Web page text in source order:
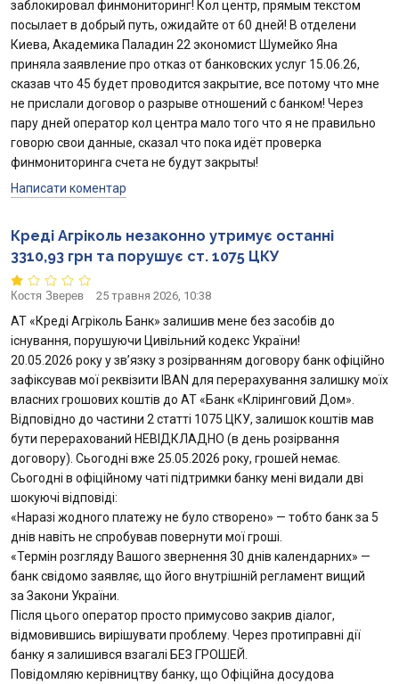
заблокировал финмониторинг! Кол центр, прямым текстом
посылает в добрый путь, ожидайте от 60 дней! В отделени
Киева, Академика Паладин 22 экономист Шумейко Яна
приняла заявление про отказ от банковских услуг 15.06.26,
сказав что 45 будет проводится закрытие, все потому что мне
не прислали договор о разрыве отношений с банком! Через
пару дней оператор кол центра мало того что я не правильно
говорю свои данные, сказал что пока идёт проверка
финмониторинга счета не будут закрыты!
Написати коментар
Креді Агріколь незаконно утримує останні
3310,93 грн та порушує ст. 1075 ЦКУ
Костя Зверев 25 травня 2026, 10:38
АТ «Креді Агріколь Банк» залишив мене без засобів до
існування, порушуючи Цивільний кодекс України!
20.05.2026 року у зв’язку з розірванням договору банк офіційно
зафіксував мої реквізити IBAN для перерахування залишку моїх
власних грошових коштів до АТ «Банк «Кліринговий Дом».
Відповідно до частини 2 статті 1075 ЦКУ, залишок коштів мав
бути перерахований НЕВІДКЛАДНО (в день розірвання
договору). Сьогодні вже 25.05.2026 року, грошей немає.
Сьогодні в офіційному чаті підтримки банку мені видали дві
шокуючі відповіді:
«Наразі жодного платежу не було створено» — тобто банк за 5
днів навіть не спробував повернути мої гроші.
«Термін розгляду Вашого звернення 30 днів календарних» —
банк свідомо заявляє, що його внутрішній регламент вищий
за Закони України.
Після цього оператор просто примусово закрив діалог,
відмовившись вирішувати проблему. Через протиправні дії
банку я залишився взагалі БЕЗ ГРОШЕЙ.
Повідомляю керівництву банку, що Офіційна досудова